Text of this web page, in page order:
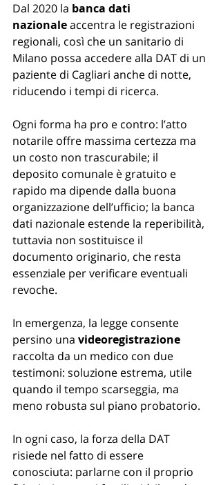
Dal 2020 la banca dati
nazionale accentra le registrazioni
regionali, così che un sanitario di
Milano possa accedere alla DAT di un
paziente di Cagliari anche di notte,
riducendo i tempi di ricerca.
Ogni forma ha pro e contro: l’atto
notarile offre massima certezza ma
un costo non trascurabile; il
deposito comunale è gratuito e
rapido ma dipende dalla buona
organizzazione dell’ufficio; la banca
dati nazionale estende la reperibilità,
tuttavia non sostituisce il
documento originario, che resta
essenziale per verificare eventuali
revoche.
In emergenza, la legge consente
persino una videoregistrazione
raccolta da un medico con due
testimoni: soluzione estrema, utile
quando il tempo scarseggia, ma
meno robusta sul piano probatorio.
In ogni caso, la forza della DAT
risiede nel fatto di essere
conosciuta: parlarne con il proprio